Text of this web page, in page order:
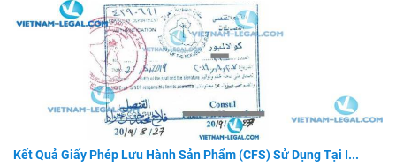
Kết Quả Giấy Phép Lưu Hành Sản Phẩm (CFS) Sử Dụng Tại I...